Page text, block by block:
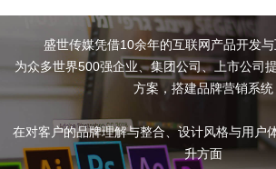
盛世传媒凭借10余年的互联网产品开发
为众多世界500强企业、集团公司、上市公司
方案，搭建品牌营销系统
在对客户的品牌理解与整合、设计风格与用户
升方面